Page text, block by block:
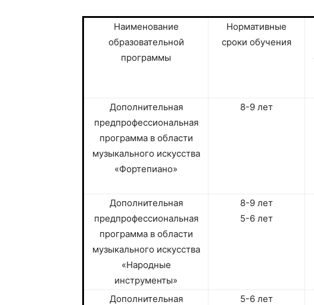
Наименование
образовательной
программы
Нормативные
сроки обучения
Дополнительная
предпрофессиональная
программа в области
музыкального искусства
«Фортепиано»
8-9 лет
Дополнительная
предпрофессиональная
программа в области
музыкального искусства
«Народные
инструменты»
8-9 лет
5-6 лет
Дополнительная
5-6 лет